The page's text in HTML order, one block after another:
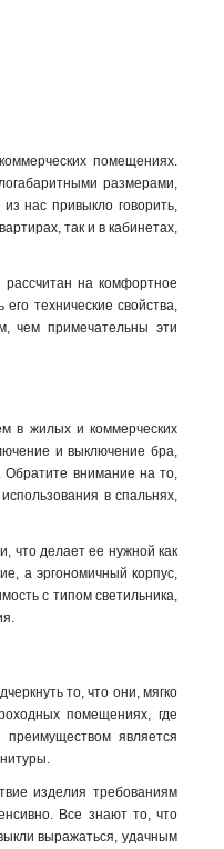
помещениях.
размерами,
нас привыкло говорить,
так и в кабинетах,
на комфортное
технические свойства,
чем примечательны эти
в жилых и коммерческих
и выключение бра,
Обратите внимание на то,
в спальнях,
что делает ее нужной как
а эргономичный корпус,
с типом светильника,
.
то, что они, мягко
помещениях, где
является
изделия требованиям
Все знают то, что
выражаться, удачным